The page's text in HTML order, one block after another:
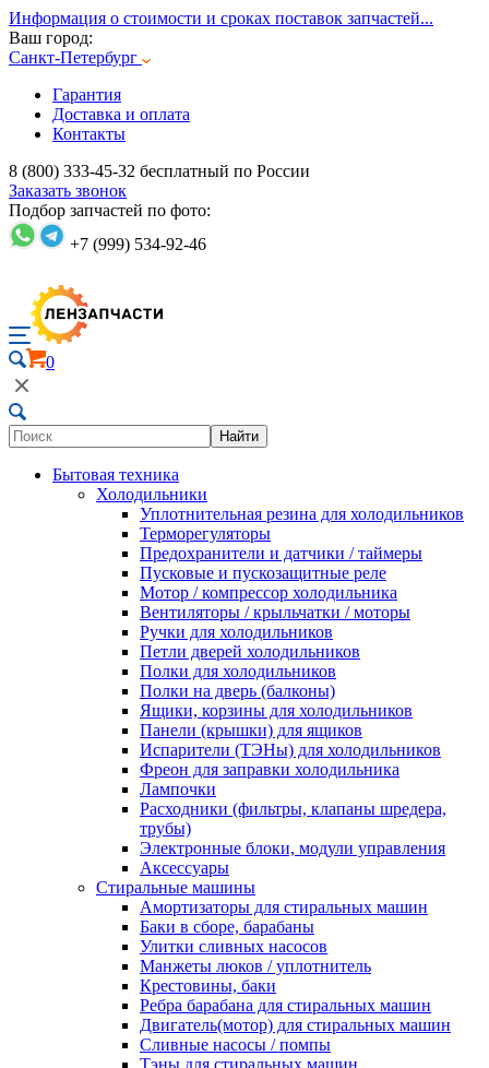
Информация о стоимости и сроках поставок запчастей...
Ваш город:
Санкт-Петербург
Гарантия
Доставка и оплата
Контакты
8 (800) 333-45-32 бесплатный по России
Заказать звонок
Подбор запчастей по фото:
+7 (999) 534-92-46
0
Найти
Бытовая техника
Холодильники
Уплотнительная резина для холодильников
Терморегуляторы
Предохранители и датчики / таймеры
Пусковые и пускозащитные реле
Мотор / компрессор холодильника
Вентиляторы / крыльчатки / моторы
Ручки для холодильников
Петли дверей холодильников
Полки для холодильников
Полки на дверь (балконы)
Ящики, корзины для холодильников
Панели (крышки) для ящиков
Испарители (ТЭНы) для холодильников
Фреон для заправки холодильника
Лампочки
Расходники (фильтры, клапаны шредера,
трубы)
Электронные блоки, модули управления
Аксессуары
Стиральные машины
Амортизаторы для стиральных машин
Баки в сборе, барабаны
Улитки сливных насосов
Манжеты люков / уплотнитель
Крестовины, баки
Ребра барабана для стиральных машин
Двигатель(мотор) для стиральных машин
Сливные насосы / помпы
Тэны для стиральных машин